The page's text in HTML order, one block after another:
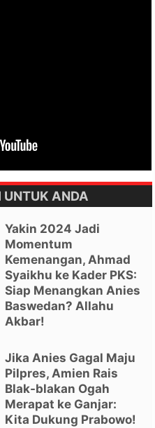
UNTUK ANDA
Yakin 2024 Jadi
Momentum
Kemenangan, Ahmad
Syaikhu ke Kader PKS:
Siap Menangkan Anies
Baswedan? Allahu
Akbar!
Jika Anies Gagal Maju
Pilpres, Amien Rais
Blak-blakan Ogah
Merapat ke Ganjar:
Kita Dukung Prabowo!